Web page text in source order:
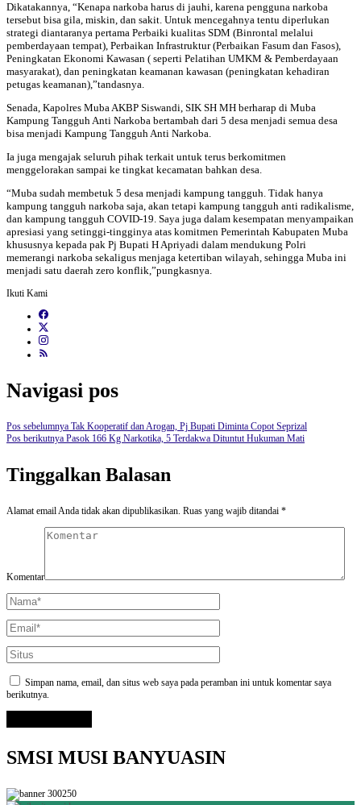
Dikatakannya, “Kenapa narkoba harus di jauhi, karena pengguna narkoba
tersebut bisa gila, miskin, dan sakit. Untuk mencegahnya tentu diperlukan
strategi diantaranya pertama Perbaiki kualitas SDM (Binrontal melalui
pemberdayaan tempat), Perbaikan Infrastruktur (Perbaikan Fasum dan Fasos),
Peningkatan Ekonomi Kawasan ( seperti Pelatihan UMKM & Pemberdayaan
masyarakat), dan peningkatan keamanan kawasan (peningkatan kehadiran
petugas keamanan),”tandasnya.
Senada, Kapolres Muba AKBP Siswandi, SIK SH MH berharap di Muba
Kampung Tangguh Anti Narkoba bertambah dari 5 desa menjadi semua desa
bisa menjadi Kampung Tangguh Anti Narkoba.
Ia juga mengajak seluruh pihak terkait untuk terus berkomitmen
menggelorakan sampai ke tingkat kecamatan bahkan desa.
“Muba sudah membetuk 5 desa menjadi kampung tangguh. Tidak hanya
kampung tangguh narkoba saja, akan tetapi kampung tangguh anti radikalisme,
dan kampung tangguh COVID-19. Saya juga dalam kesempatan menyampaikan
apresiasi yang setinggi-tingginya atas komitmen Pemerintah Kabupaten Muba
khususnya kepada pak Pj Bupati H Apriyadi dalam mendukung Polri
memerangi narkoba sekaligus menjaga ketertiban wilayah, sehingga Muba ini
menjadi satu daerah zero konflik,”pungkasnya.
Ikuti Kami
Navigasi pos
Pos sebelumnya Tak Kooperatif dan Arogan, Pj Bupati Diminta Copot Seprizal
Pos berikutnya Pasok 166 Kg Narkotika, 5 Terdakwa Dituntut Hukuman Mati
Tinggalkan Balasan
Alamat email Anda tidak akan dipublikasikan. Ruas yang wajib ditandai *
Komentar
Simpan nama, email, dan situs web saya pada peramban ini untuk komentar saya
berikutnya.
SMSI MUSI BANYUASIN